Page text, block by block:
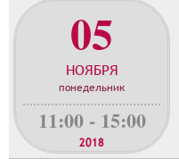
05
НОЯБРЯ
понедельник
11:00 - 15:00
2018